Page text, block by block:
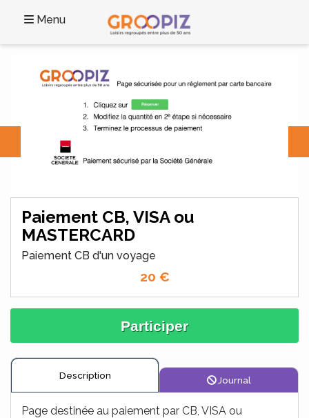
Menu
Paiement CB, VISA ou
MASTERCARD
Paiement CB d'un voyage
20 €
Participer
Description Journal
Page destinée au paiement par CB, VISA ou